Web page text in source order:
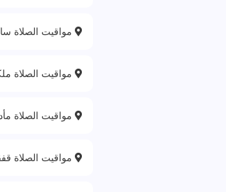
مواقيت الصلاة
مواقيت الصلاة
مواقيت الصلاة
مواقيت الصلاة